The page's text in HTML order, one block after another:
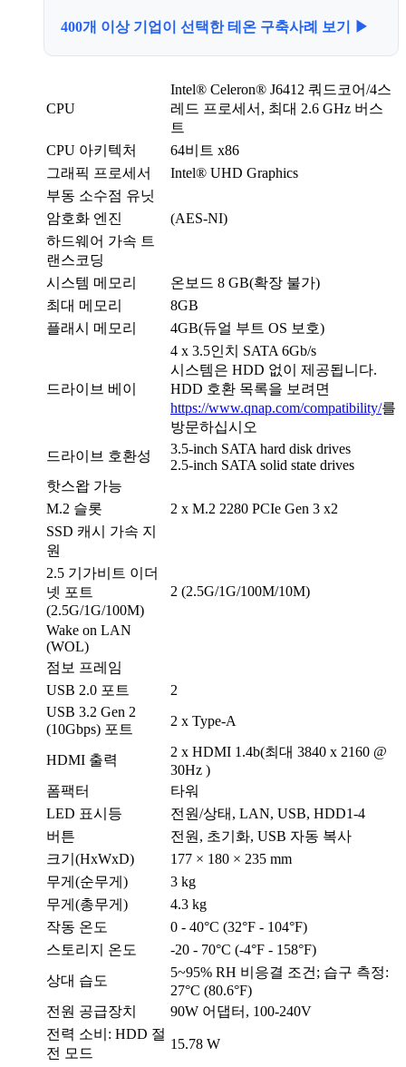
400개 이상 기업이 선택한 테온 구축사례 보기 ▶
CPU
Intel® Celeron® J6412 쿼드코어/4스
레드 프로세서, 최대 2.6 GHz 버스
트
CPU 아키텍처
64비트 x86
그래픽 프로세서
Intel® UHD Graphics
부동 소수점 유닛
암호화 엔진
(AES-NI)
하드웨어 가속 트
랜스코딩
시스템 메모리
온보드 8 GB(확장 불가)
최대 메모리
8GB
플래시 메모리
4GB(듀얼 부트 OS 보호)
드라이브 베이
4 x 3.5인치 SATA 6Gb/s
시스템은 HDD 없이 제공됩니다.
HDD 호환 목록을 보려면
https://www.qnap.com/compatibility/를
방문하십시오
드라이브 호환성
3.5-inch SATA hard disk drives
2.5-inch SATA solid state drives
핫스왑 가능
M.2 슬롯
2 x M.2 2280 PCIe Gen 3 x2
SSD 캐시 가속 지
원
2.5 기가비트 이더
넷 포트
(2.5G/1G/100M)
2 (2.5G/1G/100M/10M)
Wake on LAN
(WOL)
점보 프레임
USB 2.0 포트
2
USB 3.2 Gen 2
(10Gbps) 포트
2 x Type-A
HDMI 출력
2 x HDMI 1.4b(최대 3840 x 2160 @
30Hz )
폼팩터
타워
LED 표시등
전원/상태, LAN, USB, HDD1-4
버튼
전원, 초기화, USB 자동 복사
크기(HxWxD)
177 × 180 × 235 mm
무게(순무게)
3 kg
무게(총무게)
4.3 kg
작동 온도
0 - 40°C (32°F - 104°F)
스토리지 온도
-20 - 70°C (-4°F - 158°F)
상대 습도
5~95% RH 비응결 조건; 습구 측정:
27°C (80.6°F)
전원 공급장치
90W 어댑터, 100-240V
전력 소비: HDD 절
전 모드
15.78 W